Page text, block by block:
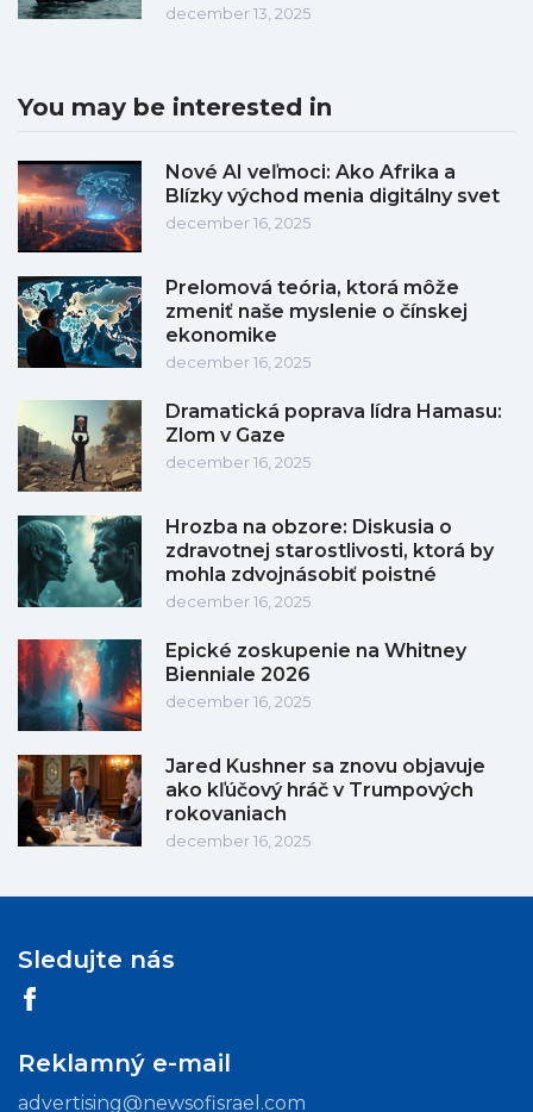
december 13, 2025
You may be interested in
Nové AI veľmoci: Ako Afrika a
Blízky východ menia digitálny svet
december 16, 2025
Prelomová teória, ktorá môže
zmeniť naše myslenie o čínskej
ekonomike
december 16, 2025
Dramatická poprava lídra Hamasu:
Zlom v Gaze
december 16, 2025
Hrozba na obzore: Diskusia o
zdravotnej starostlivosti, ktorá by
mohla zdvojnásobiť poistné
december 16, 2025
Epické zoskupenie na Whitney
Bienniale 2026
december 16, 2025
Jared Kushner sa znovu objavuje
ako kľúčový hráč v Trumpových
rokovaniach
december 16, 2025
Sledujte nás
Reklamný e-mail
advertising@newsofisrael.com